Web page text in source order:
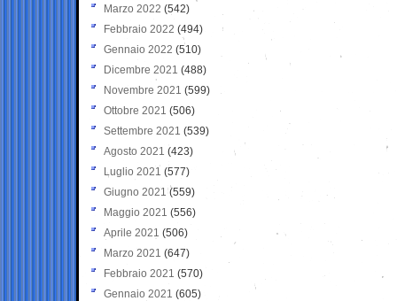
Marzo 2022 (542)
Febbraio 2022 (494)
Gennaio 2022 (510)
Dicembre 2021 (488)
Novembre 2021 (599)
Ottobre 2021 (506)
Settembre 2021 (539)
Agosto 2021 (423)
Luglio 2021 (577)
Giugno 2021(559)
Maggio 2021 (556)
Aprile 2021 (506)
Marzo 2021 (647)
Febbraio 2021 (570)
Gennaio 2021 (605)